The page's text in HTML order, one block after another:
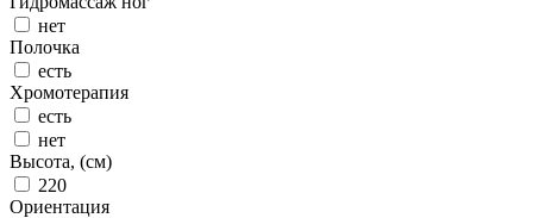
нет
Полочка
есть
Хромотерапия
есть
нет
Высота, (см)
220
Ориентация